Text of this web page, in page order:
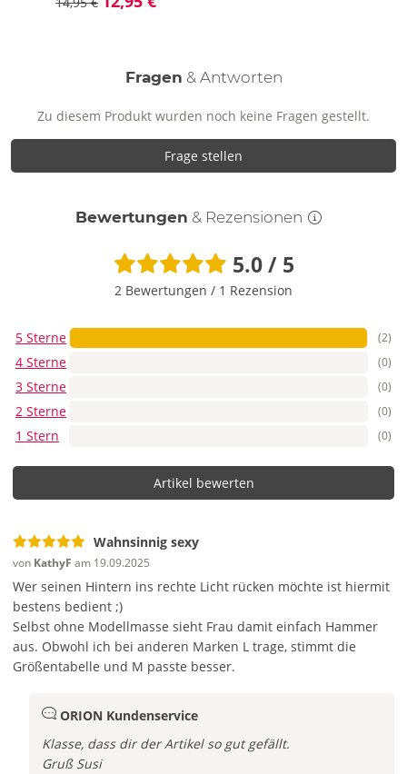
Fragen & Antworten
Zu diesem Produkt wurden noch keine Fragen gestellt.
Frage stellen
Bewertungen & Rezensionen
5.0 / 5
2 Bewertungen / 1 Rezension
5 Sterne (2)
4 Sterne (0)
3 Sterne (0)
2 Sterne (0)
1 Stern (0)
Artikel bewerten
Wahnsinnig sexy
von KathyF am 19.09.2025
Wer seinen Hintern ins rechte Licht rücken möchte ist hiermit
bestens bedient ;)
Selbst ohne Modellmasse sieht Frau damit einfach Hammer
aus. Obwohl ich bei anderen Marken L trage, stimmt die
Größentabelle und M passte besser.
ORION Kundenservice
Klasse, dass dir der Artikel so gut gefällt.
Gruß Susi